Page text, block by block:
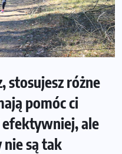
stosujesz różne
pomóc ci
efektywniej, ale
są tak